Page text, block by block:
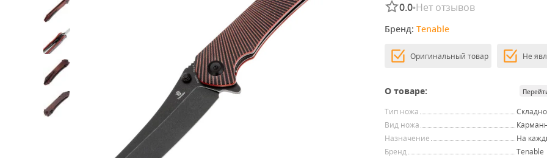
0.0•Нет отзывов
Бренд: Tenable
Оригинальный товар Не
О товаре:
Тип ножа
Вид ножа
Назначение
На
Бренд
Tenable